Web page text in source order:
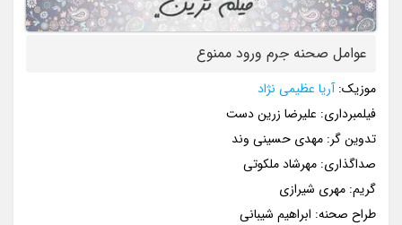
عوامل صحنه جرم ورود ممنوع
موزیک:آریا عظیمی نژاد
فیلمبرداری: علیرضا زرین دست
تدوین گر: مهدی حسینی وند
صداگذاری: مهرشاد ملکوتی
گریم: مهری شیرازی
طراح صحنه: ابراهیم شیبانی